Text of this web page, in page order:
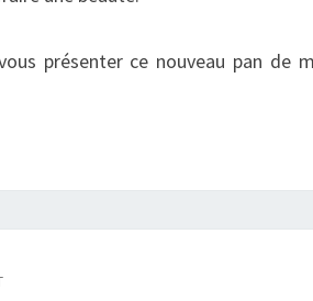
présenter ce nouveau pan de